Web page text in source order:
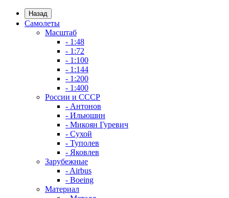
Назад
Самолеты
Масштаб
- 1:48
- 1:72
- 1:100
- 1:144
- 1:200
- 1:400
России и СССР
- Антонов
- Ильюшин
- Микоян Гуревич
- Сухой
- Туполев
- Яковлев
Зарубежные
- Airbus
- Boeing
Материал